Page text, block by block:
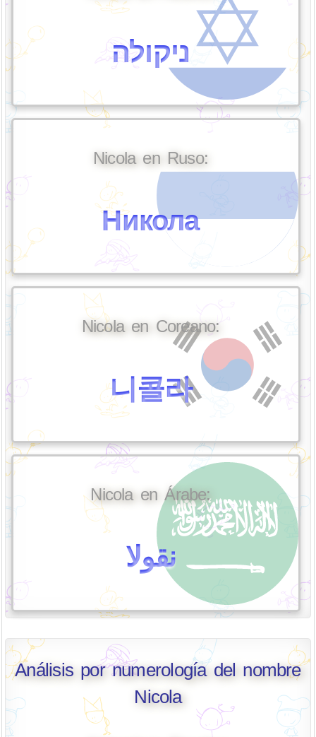
ניקולה
Nicola en Ruso:
Никола
Nicola en Coreano:
니콜라
Nicola en Árabe:
نقولا
Análisis por numerología del nombre
Nicola